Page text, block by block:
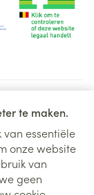
te maken.
essentiële
onze website
van
geen